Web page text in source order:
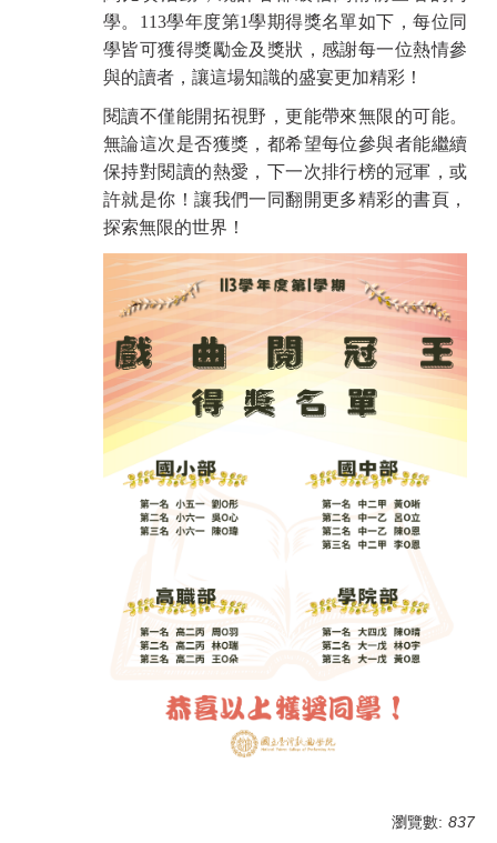
學。113學年度第1學期得獎名單如下，每位同
學皆可獲得獎勵金及獎狀，感謝每一位熱情參
與的讀者，讓這場知識的盛宴更加精彩！
閱讀不僅能開拓視野，更能帶來無限的可能。
無論這次是否獲獎，都希望每位參與者能繼續
保持對閱讀的熱愛，下一次排行榜的冠軍，或
許就是你！讓我們一同翻開更多精彩的書頁，
探索無限的世界！
瀏覽數: 837